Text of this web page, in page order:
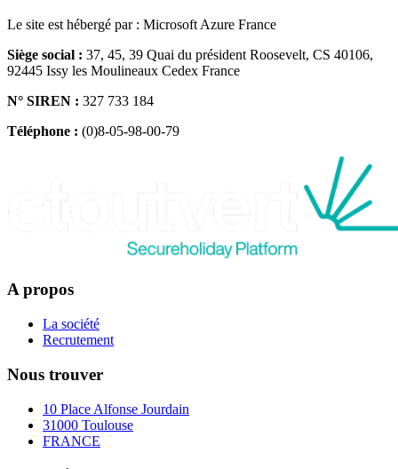
Le site est hébergé par : Microsoft Azure France
Siège social : 37, 45, 39 Quai du président Roosevelt, CS 40106,
92445 Issy les Moulineaux Cedex France
N° SIREN : 327 733 184
Téléphone : (0)8-05-98-00-79
A propos
La société
Recrutement
Nous trouver
10 Place Alfonse Jourdain
31000 Toulouse
FRANCE